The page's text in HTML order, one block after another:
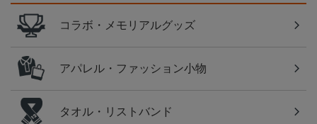
コラボ・メモリアルグッズ
アパレル・ファッション小物
タオル・リストバンド